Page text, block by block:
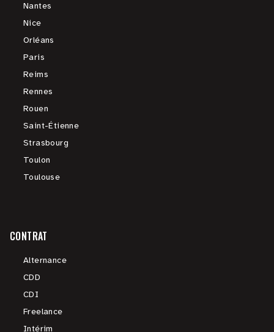
Nantes
Nice
Orléans
Paris
Reims
Rennes
Rouen
Saint-Étienne
Strasbourg
Toulon
Toulouse
CONTRAT
Alternance
CDD
CDI
Freelance
Intérim